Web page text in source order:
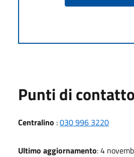
Punti di contatto
Centralino :030 996 3220
Ultimo aggiornamento: 4